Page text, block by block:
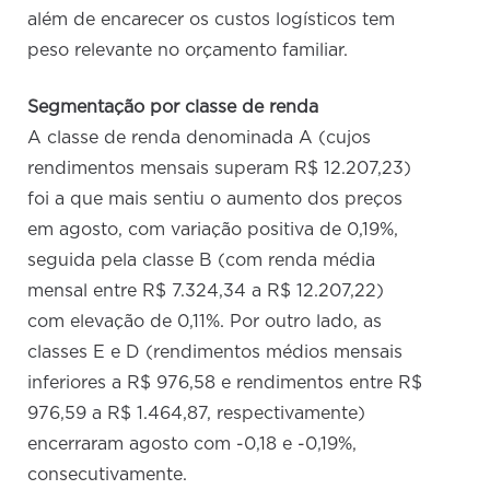
além de encarecer os custos logísticos tem
peso relevante no orçamento familiar.
Segmentação por classe de renda
A classe de renda denominada A (cujos
rendimentos mensais superam R$ 12.207,23)
foi a que mais sentiu o aumento dos preços
em agosto, com variação positiva de 0,19%,
seguida pela classe B (com renda média
mensal entre R$ 7.324,34 a R$ 12.207,22)
com elevação de 0,11%. Por outro lado, as
classes E e D (rendimentos médios mensais
inferiores a R$ 976,58 e rendimentos entre R$
976,59 a R$ 1.464,87, respectivamente)
encerraram agosto com -0,18 e -0,19%,
consecutivamente.